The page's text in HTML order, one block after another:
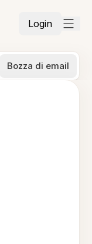
Login
Bozza di email